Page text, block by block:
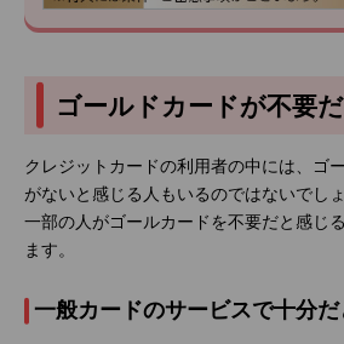
ゴールドカードが不要
クレジットカードの利用者の中には、ゴ
がないと感じる人もいるのではないでしょ
一部の人がゴールカードを不要だと感じ
ます。
一般カードのサービスで十分